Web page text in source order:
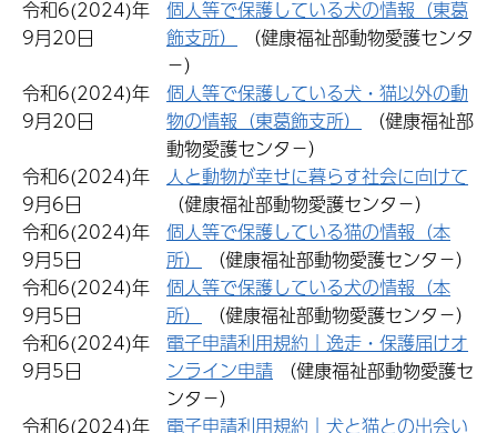
令和6(2024)年
9月20日
個人等で保護している犬の情報（東葛
飾支所）
−）
令和6(2024)年
9月20日
個人等で保護している犬・猫以外の動
物の情報（東葛飾支所）
動物愛護センタ−）
令和6(2024)年
9月6日
人と動物が幸せに暮らす社会に向けて
（健康福祉部動物愛護センタ−）
令和6(2024)年
9月5日
個人等で保護している猫の情報（本
所）
（健康福祉部動物愛護センタ−）
令和6(2024)年
9月5日
個人等で保護している犬の情報（本
所）
（健康福祉部動物愛護センタ−）
令和6(2024)年
9月5日
電子申請利用規約｜逸走・保護届けオ
ンライン申請
ンタ−）
令和6(2024)年
電子申請利用規約｜犬と猫との出会い